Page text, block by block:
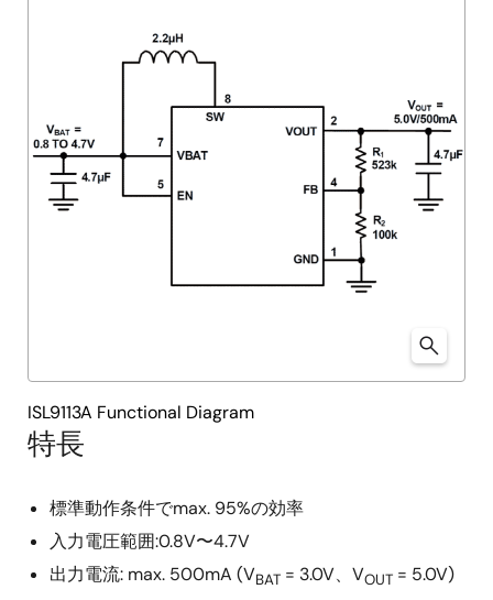
特長
標準動作条件でmax. 95%の効率
入力電圧範囲:0.8V〜4.7V
出力電流: max. 500mA (VBAT = 3.0V、VOUT = 5.0V)
ISL9113A Functional Diagram